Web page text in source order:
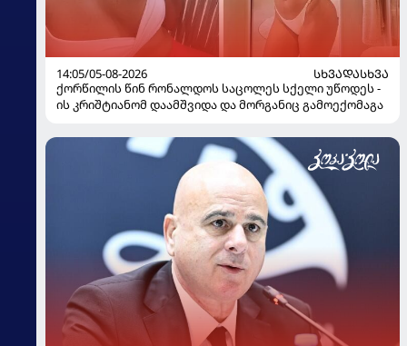
14:05/05-08-2026
ᲡᲮᲕᲐᲓᲐᲡᲮᲕᲐ
ქორწილის წინ რონალდოს საცოლეს სქელი უწოდეს -
ის კრიშტიანომ დაამშვიდა და მორგანიც გამოექომაგა